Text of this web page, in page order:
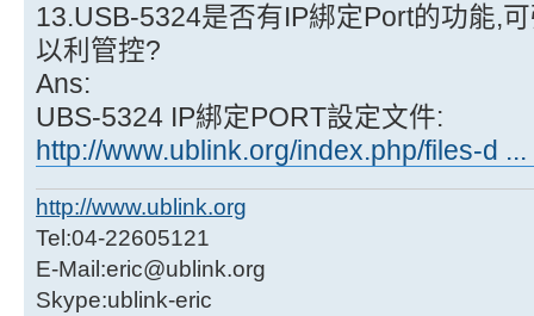
13.USB-5324是否有IP綁定Port的功能,
以利管控?
Ans:
UBS-5324 IP綁定PORT設定文件:
http://www.ublink.org/index.php/files-d
http://www.ublink.org
Tel:04-22605121
E-Mail:eric@ublink.org
Skype:ublink-eric